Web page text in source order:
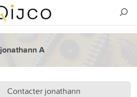
jonathann A
Contacter jonathann